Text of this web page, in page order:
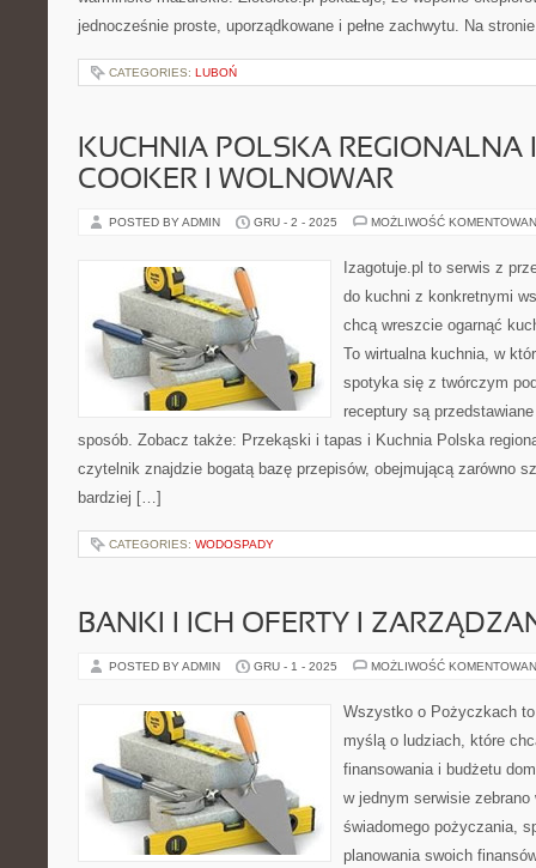
jednocześnie proste, uporządkowane i pełne zachwytu. Na
CATEGORIES: LUBOŃ
KUCHNIA POLSKA REGIONALNA
COOKER I WOLNOWAR
POSTED BY ADMIN GRU - 2 - 2025 MOŻLIWOŚĆ
Izagotuje.pl to serwis z
do kuchni z konkretnymi
chcą wreszcie ogarnąć
To wirtualna kuchnia, w
spotyka się z twórczym
receptury są
sposób. Zobacz także: Przekąski i tapas i Kuchnia Polska
czytelnik znajdzie bogatą bazę przepisów, obejmującą zarówno
bardziej […]
CATEGORIES: WODOSPADY
BANKI I ICH OFERTY I
POSTED BY ADMIN GRU - 1 - 2025 MOŻLIWOŚĆ
Wszystko o Pożyczkach
myślą o ludziach, które
finansowania i budżetu
w jednym serwisie zebrano
świadomego pożyczania,
planowania swoich